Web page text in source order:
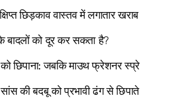
छिड़काव वास्तव में लगातार खराब
बादलों को दूर कर सकता है?
छिपाना:जबकि माउथ फ्रेशनर स्प्रे
की बदबू को प्रभावी ढंग से छिपाते